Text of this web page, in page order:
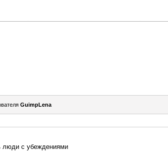
GuimpLena
люди с убеждениями